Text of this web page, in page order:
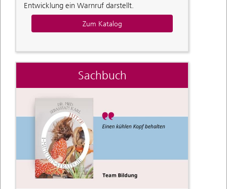
Entwicklung ein Warnruf darstellt.
Zum Katalog
Sachbuch